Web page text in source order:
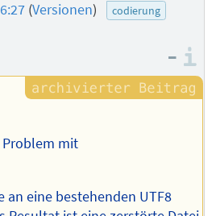
(Versionen)
codierung
–
Problem mit
an eine bestehenden UTF8